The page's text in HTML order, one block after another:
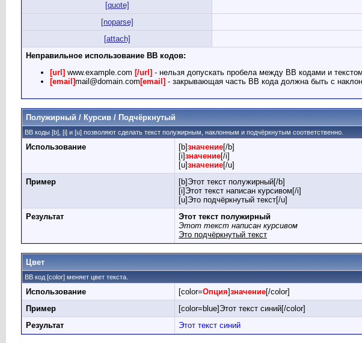
[quote]
[noparse]
[attach]
Неправильное использование BB кодов:
[url] www.example.com [/url] - нельзя допускать пробела между BB кодами и
[email]mail@domain.com [email] - закрывающая часть BB кода должна быть с
Полужирный / Курсив / Подчёркнутый
BB коды [b], [i] и [u] позволяют сделать текст полужирным, наклонным и подчёркнутым соответственно.
Использование [b]значение[/b]
[i]значение[/i]
[u]значение[/u]
Пример
[b]Этот текст полужирный[/b]
[i]Этот текст написан курсивом[/i]
[u]Это подчёркнутый текст[/u]
Результат
Этот текст полужирный
Этот текст написан курсивом
Это подчёркнутый текст
Цвет
BB код [color] меняет цвет текста.
Использование [color=Опция]значение[/color]
Пример
[color=blue]Этот текст синий[/color]
Результат
Этот текст синий